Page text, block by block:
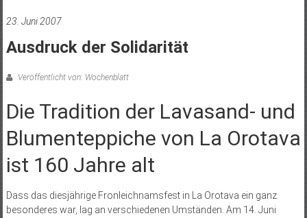
23. Juni 2007
Ausdruck der Solidarität
Veröffentlicht von: Wochenblatt
Die Tradition der Lavasand- und
Blumenteppiche von La Orotava
ist 160 Jahre alt
Dass das diesjährige Fronleichnamsfest in La Orotava ein ganz
besonderes war, lag an verschiedenen Umständen. Am 14. Juni